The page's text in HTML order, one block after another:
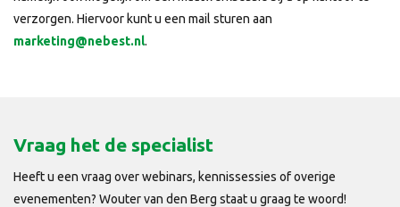
verzorgen. Hiervoor kunt u een mail sturen aan
marketing@nebest.nl.
Vraag het de specialist
Heeft u een vraag over webinars, kennissessies of overige
evenementen? Wouter van den Berg staat u graag te woord!